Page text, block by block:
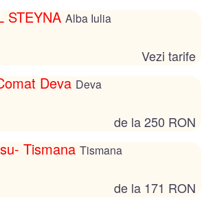
STEYNA Alba Iulia
Vezi tarife
Deva Deva
de la 250 RON
Tismana Tismana
de la 171 RON